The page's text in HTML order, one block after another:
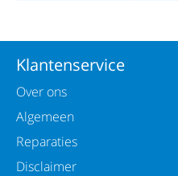
Klantenservice
Over ons
Algemeen
Reparaties
Disclaimer